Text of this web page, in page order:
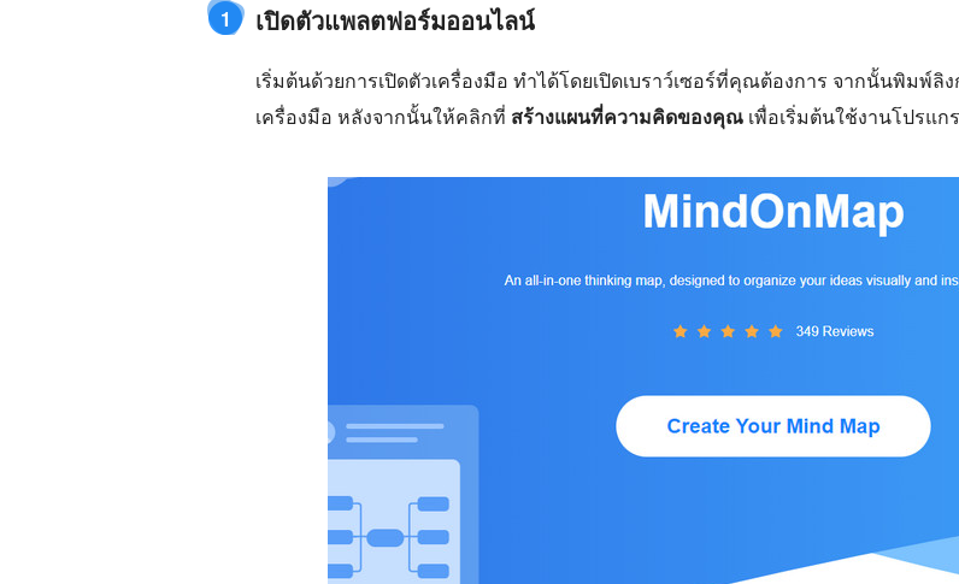
1 เปิดตัวแพลตฟอร์มออนไลน์
เริ่มต้นด้วยการเปิดตัวเครื่องมือ ทำได้โดยเปิดเบราว์เซอร์ที่คุณต้องการ จากนั้นพิมพ์
เครื่องมือ หลังจากนั้นให้คลิกที่ สร้างแผนที่ความคิดของคุณ เพื่อเริ่มต้นใช้งานโปรแก